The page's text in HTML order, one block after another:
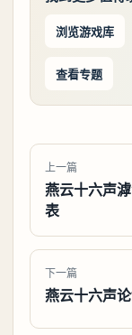
浏览游戏库
查看专题
上一篇
燕云十六声
表
下一篇
燕云十六声